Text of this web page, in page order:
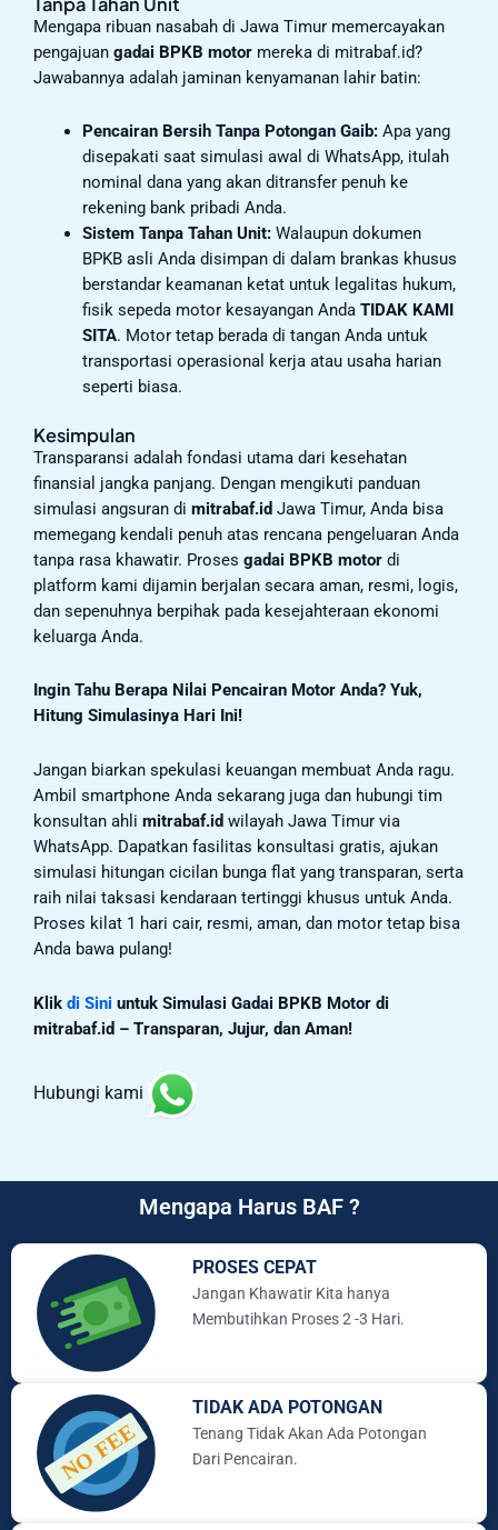
Mengapa ribuan nasabah di Jawa Timur memercayakan
pengajuan gadai BPKB motor mereka di mitrabaf.id?
Jawabannya adalah jaminan kenyamanan lahir batin:
Pencairan Bersih Tanpa Potongan Gaib:Apa yang
disepakati saat simulasi awal di WhatsApp, itulah
nominal dana yang akan ditransfer penuh ke
rekening bank pribadi Anda.
Sistem Tanpa Tahan Unit:Walaupun dokumen
BPKB asli Anda disimpan di dalam brankas khusus
berstandar keamanan ketat untuk legalitas hukum,
fisik sepeda motor kesayangan Anda TIDAK KAMI
SITA. Motor tetap berada di tangan Anda untuk
transportasi operasional kerja atau usaha harian
seperti biasa.
Kesimpulan
Transparansi adalah fondasi utama dari kesehatan
finansial jangka panjang. Dengan mengikuti panduan
simulasi angsuran di mitrabaf.id Jawa Timur, Anda bisa
memegang kendali penuh atas rencana pengeluaran Anda
tanpa rasa khawatir. Proses gadai BPKB motor di
platform kami dijamin berjalan secara aman, resmi, logis,
dan sepenuhnya berpihak pada kesejahteraan ekonomi
keluarga Anda.
Ingin Tahu Berapa Nilai Pencairan Motor Anda? Yuk,
Hitung Simulasinya Hari Ini!
Jangan biarkan spekulasi keuangan membuat Anda ragu.
Ambil smartphone Anda sekarang juga dan hubungi tim
konsultan ahli mitrabaf.id wilayah Jawa Timur via
WhatsApp. Dapatkan fasilitas konsultasi gratis, ajukan
simulasi hitungan cicilan bunga flat yang transparan, serta
raih nilai taksasi kendaraan tertinggi khusus untuk Anda.
Proses kilat 1 hari cair, resmi, aman, dan motor tetap bisa
Anda bawa pulang!
Klik di Sini untuk Simulasi Gadai BPKB Motor di
mitrabaf.id – Transparan, Jujur, dan Aman!
Hubungi kami
Mengapa Harus BAF ?
PROSES CEPAT
Jangan Khawatir Kita hanya
Membutihkan Proses 2 -3 Hari.
TIDAK ADA POTONGAN
Tenang Tidak Akan Ada Potongan
Dari Pencairan.